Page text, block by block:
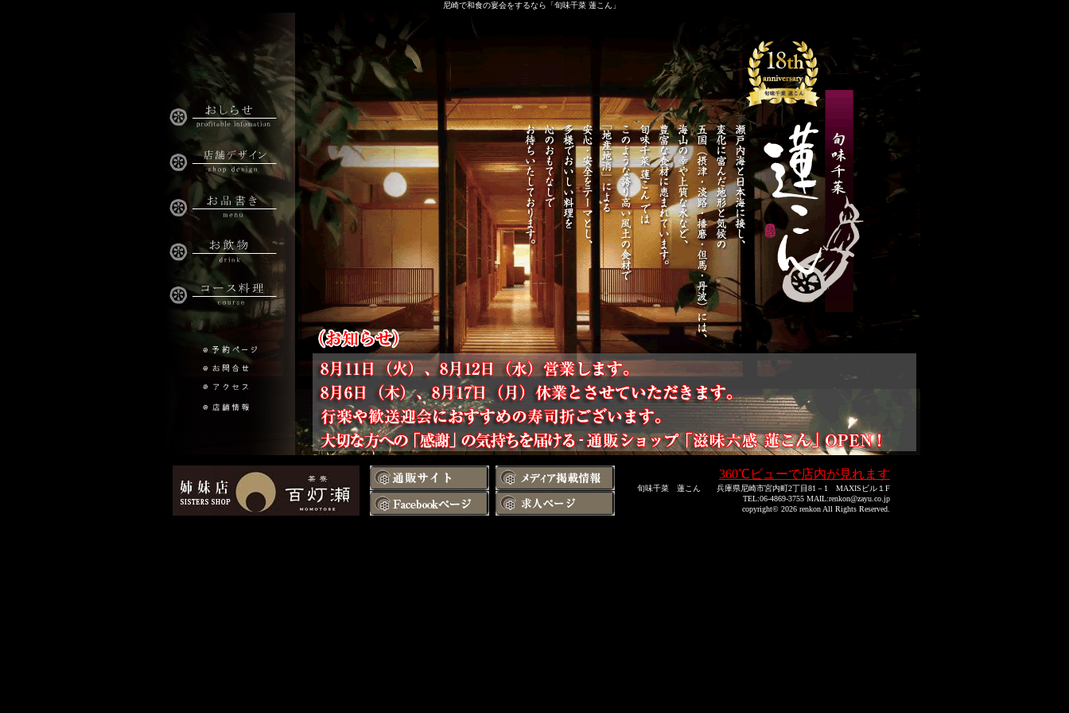
尼崎で和食の宴会をするなら「旬味千菜 蓮こん」
360℃ビューで店内が見れます
旬味千菜 蓮こん 兵庫県尼崎市宮内町2丁目81－1 MAXISビル１F
TEL:06-4869-3755 MAIL:renkon@zayu.co.jp
copyright© 2026 renkon All Rights Reserved.